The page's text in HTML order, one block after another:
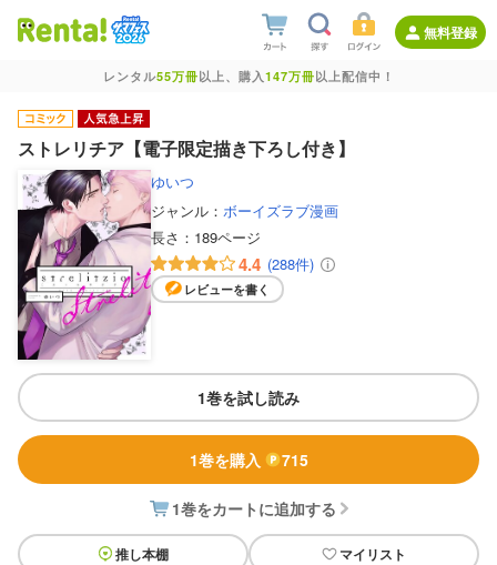
無料登録
レンタル55万冊以上、購入147万冊以上配信中！
ストレリチア【電子限定描き下ろし付き】
ゆいつ
ジャンル： ボーイズラブ漫画
長さ： 189ページ
4.4 (288件)
レビューを書く
1巻を試し読み
1巻を購入 715
1巻をカートに追加する
推し本棚 マイリスト